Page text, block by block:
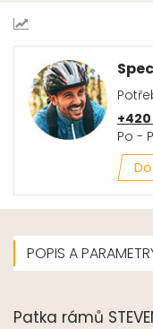
Po -
POPIS A
Patka rámů